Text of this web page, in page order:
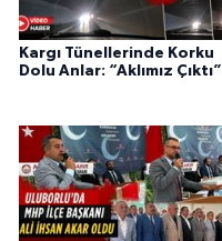
Kargı Tünellerinde Korku
Dolu Anlar: “Aklımız Çıktı”